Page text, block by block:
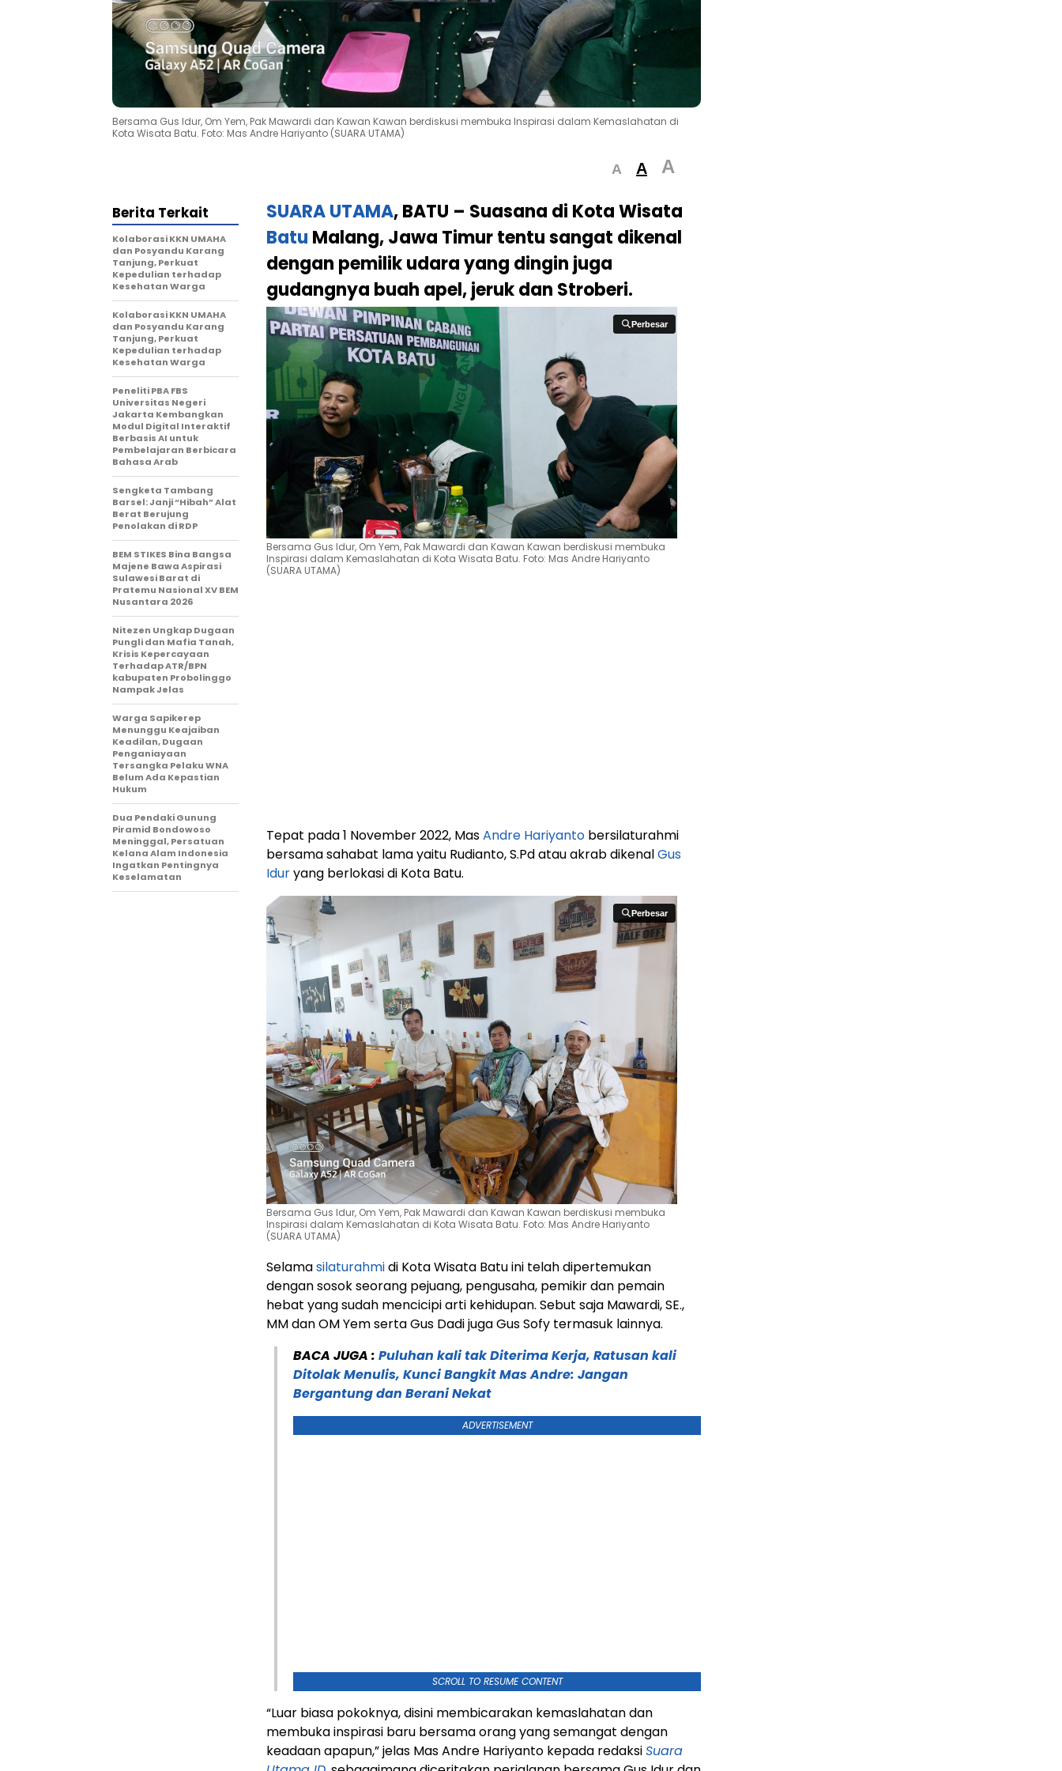
Bersama Gus Idur, Om Yem, Pak Mawardi dan Kawan Kawan berdiskusi membuka Inspirasi dalam Kemaslahatan di
Kota Wisata Batu. Foto: Mas Andre Hariyanto (SUARA UTAMA)
A A A
SUARA UTAMA, BATU – Suasana di Kota Wisata
Batu Malang, Jawa Timur tentu sangat dikenal
dengan pemilik udara yang dingin juga
gudangnya buah apel, jeruk dan Stroberi.
Perbesar
Perbesar
Bersama Gus Idur, Om Yem, Pak Mawardi dan Kawan Kawan berdiskusi membuka
Inspirasi dalam Kemaslahatan di Kota Wisata Batu. Foto: Mas Andre Hariyanto
(SUARA UTAMA)
Tepat pada 1 November 2022, MasAndre Hariyanto bersilaturahmi
bersama sahabat lama yaitu Rudianto, S.Pd atau akrab dikenalGus
Iduryang berlokasi di Kota Batu.
Perbesar
Perbesar
Bersama Gus Idur, Om Yem, Pak Mawardi dan Kawan Kawan berdiskusi membuka
Inspirasi dalam Kemaslahatan di Kota Wisata Batu. Foto: Mas Andre Hariyanto
(SUARA UTAMA)
Selamasilaturahmidi Kota Wisata Batu ini telah dipertemukan
dengan sosok seorang pejuang, pengusaha, pemikir dan pemain
hebat yang sudah mencicipi arti kehidupan. Sebut saja Mawardi, SE.,
MM dan OM Yem serta Gus Dadi juga Gus Sofy termasuk lainnya.
BACA JUGA : Puluhan kali tak Diterima Kerja, Ratusan kali
Ditolak Menulis, Kunci Bangkit Mas Andre: Jangan
Bergantung dan Berani Nekat
ADVERTISEMENT
SCROLL TO RESUME CONTENT
“Luar biasa pokoknya, disini membicarakan kemaslahatan dan
membuka inspirasi baru bersama orang yang semangat dengan
keadaan apapun,” jelas Mas Andre Hariyanto kepada redaksiSuara
Berita Terkait
Kolaborasi KKN UMAHA
dan Posyandu Karang
Tanjung, Perkuat
Kepedulian terhadap
Kesehatan Warga
Kolaborasi KKN UMAHA
dan Posyandu Karang
Tanjung, Perkuat
Kepedulian terhadap
Kesehatan Warga
Peneliti PBA FBS
Universitas Negeri
Jakarta Kembangkan
Modul Digital Interaktif
Berbasis AI untuk
Pembelajaran Berbicara
Bahasa Arab
Sengketa Tambang
Barsel: Janji “Hibah” Alat
Berat Berujung
Penolakan di RDP
BEM STIKES Bina Bangsa
Majene Bawa Aspirasi
Sulawesi Barat di
Pratemu Nasional XV BEM
Nusantara 2026
Nitezen Ungkap Dugaan
Pungli dan Mafia Tanah,
Krisis Kepercayaan
Terhadap ATR/BPN
kabupaten Probolinggo
Nampak Jelas
Warga Sapikerep
Menunggu Keajaiban
Keadilan, Dugaan
Penganiayaan
Tersangka Pelaku WNA
Belum Ada Kepastian
Hukum
Dua Pendaki Gunung
Piramid Bondowoso
Meninggal, Persatuan
Kelana Alam Indonesia
Ingatkan Pentingnya
Keselamatan